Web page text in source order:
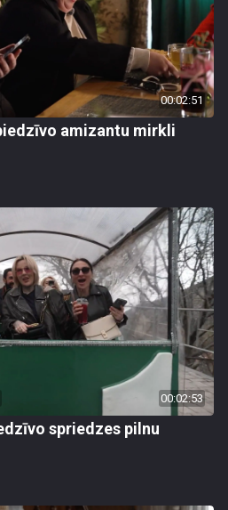
00:02:51
amizantu mirkli
00:02:53
spriedzes pilnu